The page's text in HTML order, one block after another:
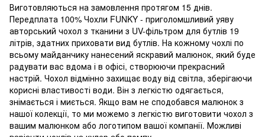
Виготовляються на замовлення протягом 15 днів.
Передплата 100% Чохли FUNKY - приголомшливий уяву
авторський чохол з тканини з UV-фільтром для бутлів 19
літрів, здатних приховати вид бутлів. На кожному чохлі по
всьому майданчику нанесений яскравий малюнок, який буде
радувати вас вдома і в офісі, створюючи прекрасний
настрій. Чохол відмінно захищає воду від світла, зберігаючи
корисні властивості води. Він з легкістю одягається,
знімається і миється. Якщо вам не сподобався малюнок з
нашої колекції, то ми можемо з легкістю виготовити чохол з
вашим малюнком або логотипом вашої компанії. Можливі